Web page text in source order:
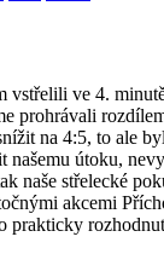
ve 4.
prohrávali
na 4:5, to ale
našemu útoku,
naše střelecké
akcemi
prakticky